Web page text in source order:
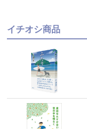
イチオシ商品